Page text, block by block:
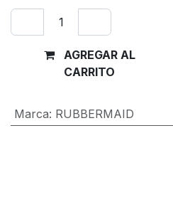
AGREGAR AL
CARRITO
Marca: RUBBERMAID